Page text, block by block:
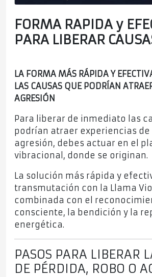
FORMA RAPIDA y
PARA LIBERAR
LA FORMA MÁS RÁPIDA Y
LAS CAUSAS QUE PODRÍAN
AGRESIÓN
Para liberar de inmediato las
podrían atraer experiencias de
agresión, debes actuar en el
vibracional, donde se originan.
La solución más rápida y
transmutación con la Llama
combinada con el
consciente, la bendición y la
energética.
PASOS PARA LIBERAR
DE PÉRDIDA, ROBO O